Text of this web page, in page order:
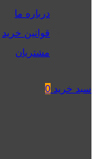
درباره ما
قوانین خرید
مشتریان
سبد خرید 0